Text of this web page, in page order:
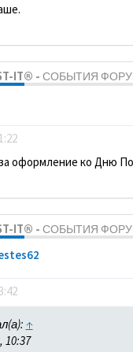
IT® - СОБЫТИЯ
оформление ко Дню
IT® - СОБЫТИЯ
↑
10:37